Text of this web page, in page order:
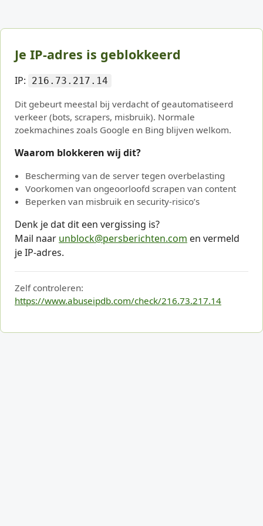
Je IP-adres is geblokkeerd
IP: 216.73.217.14
Dit gebeurt meestal bij verdacht of geautomatiseerd
verkeer (bots, scrapers, misbruik). Normale
zoekmachines zoals Google en Bing blijven welkom.
Waarom blokkeren wij dit?
Bescherming van de server tegen overbelasting
Voorkomen van ongeoorloofd scrapen van content
Beperken van misbruik en security-risico’s
Denk je dat dit een vergissing is?
Mail naar unblock@persberichten.com en vermeld
je IP-adres.
Zelf controleren:
https://www.abuseipdb.com/check/216.73.217.14